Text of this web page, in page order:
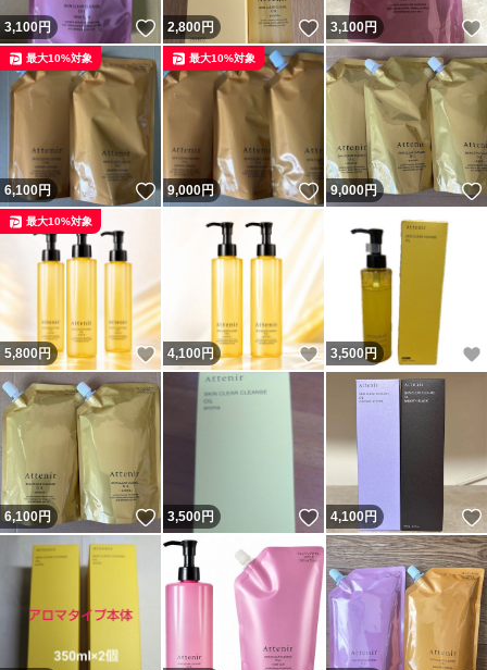
3,100円 いいね！
2,800円 いいね！
3,100円
6,100円 いいね！
最大10%対象
9,000円 いいね！
最大10%対象
9,000円
5,800円 いいね！
最大10%対象
4,100円 いいね！
3,500円
6,100円 いいね！
3,500円 いいね！
4,100円